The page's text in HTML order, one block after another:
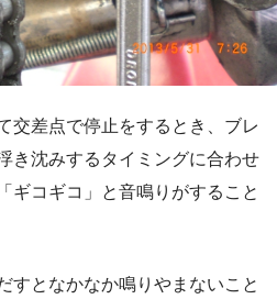
交差点で停止をするとき、ブレ
き沈みするタイミングに合わせ
ギコギコ」と音鳴りがすること
すとなかなか鳴りやまないこと